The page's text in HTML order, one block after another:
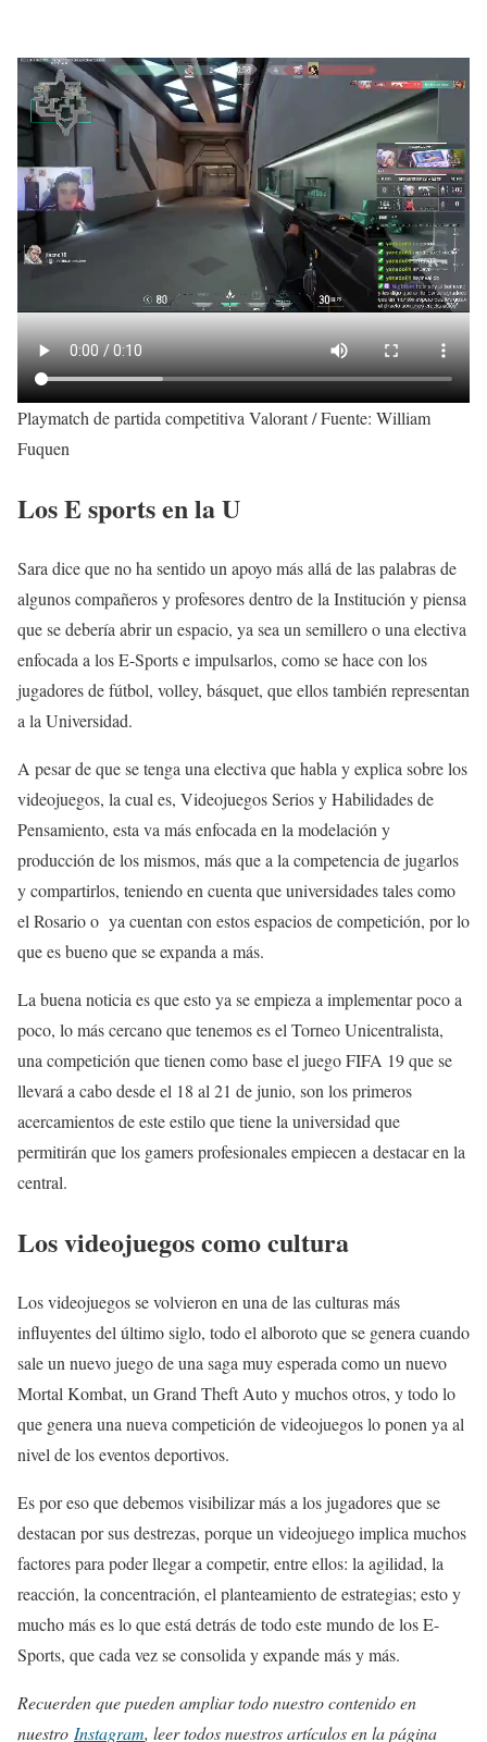
Playmatch de partida competitiva Valorant / Fuente: William
Fuquen
Los E sports en la U
Sara dice que no ha sentido un apoyo más allá de las palabras de
algunos compañeros y profesores dentro de la Institución y piensa
que se debería abrir un espacio, ya sea un semillero o una electiva
enfocada a los E-Sports e impulsarlos, como se hace con los
jugadores de fútbol, volley, básquet, que ellos también representan
a la Universidad.
A pesar de que se tenga una electiva que habla y explica sobre los
videojuegos, la cual es, Videojuegos Serios y Habilidades de
Pensamiento, esta va más enfocada en la modelación y
producción de los mismos, más que a la competencia de jugarlos
y compartirlos, teniendo en cuenta que universidades tales como
el Rosario o ya cuentan con estos espacios de competición, por lo
que es bueno que se expanda a más.
La buena noticia es que esto ya se empieza a implementar poco a
poco, lo más cercano que tenemos es el Torneo Unicentralista,
una competición que tienen como base el juego FIFA 19 que se
llevará a cabo desde el 18 al 21 de junio, son los primeros
acercamientos de este estilo que tiene la universidad que
permitirán que los gamers profesionales empiecen a destacar en la
central.
Los videojuegos como cultura
Los videojuegos se volvieron en una de las culturas más
influyentes del último siglo, todo el alboroto que se genera cuando
sale un nuevo juego de una saga muy esperada como un nuevo
Mortal Kombat, un Grand Theft Auto y muchos otros, y todo lo
que genera una nueva competición de videojuegos lo ponen ya al
nivel de los eventos deportivos.
Es por eso que debemos visibilizar más a los jugadores que se
destacan por sus destrezas, porque un videojuego implica muchos
factores para poder llegar a competir, entre ellos: la agilidad, la
reacción, la concentración, el planteamiento de estrategias; esto y
mucho más es lo que está detrás de todo este mundo de los E-
Sports, que cada vez se consolida y expande más y más.
Recuerden que pueden ampliar todo nuestro contenido en
nuestro Instagram, leer todos nuestros artículos en la página